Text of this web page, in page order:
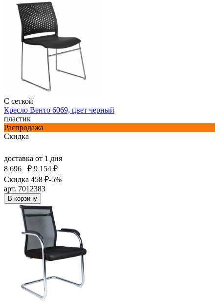
С сеткой
Кресло Венто 6069, цвет черный
пластик
Распродажа
Скидка
доставка от 1 дня
8 696
₽ 9 154 ₽
Скидка 458 ₽-5%
арт. 7012383
В корзину